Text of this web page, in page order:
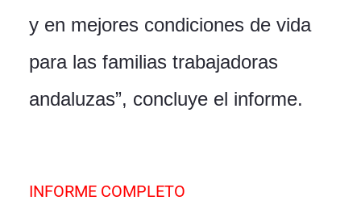
y en mejores condiciones de vida
para las familias trabajadoras
andaluzas”, concluye el informe.
INFORME COMPLETO